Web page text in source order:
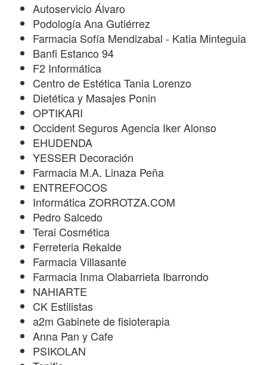
Autoservicio Álvaro
Podología Ana Gutiérrez
Farmacia Sofía Mendizabal - Katia Minteguia
Banfi Estanco 94
F2 Informática
Centro de Estética Tania Lorenzo
Dietética y Masajes Ponin
OPTIKARI
Occident Seguros Agencia Iker Alonso
EHUDENDA
YESSER Decoración
Farmacia M.A. Linaza Peña
ENTREFOCOS
Informática ZORROTZA.COM
Pedro Salcedo
Terai Cosmética
Ferreteria Rekalde
Farmacia Villasante
Farmacia Inma Olabarrieta Ibarrondo
NAHIARTE
CK Estilistas
a2m Gabinete de fisioterapia
Anna Pan y Cafe
PSIKOLAN